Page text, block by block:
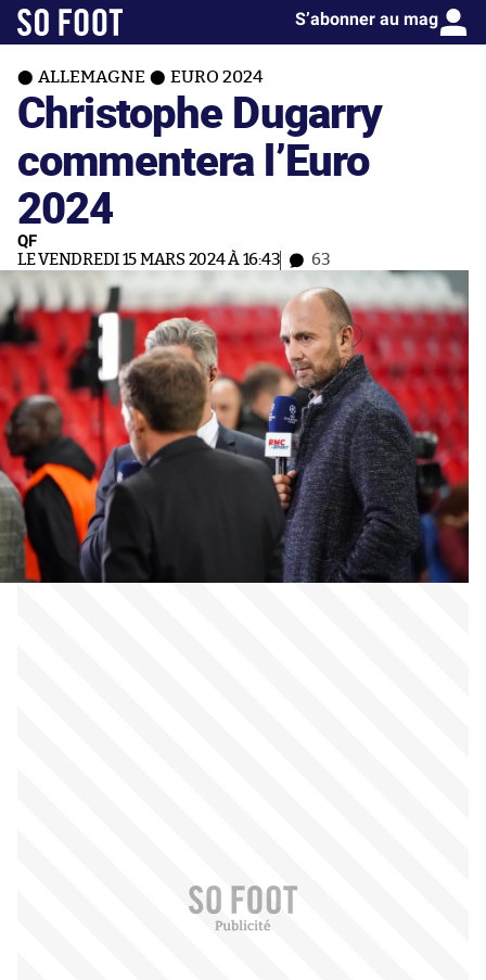
S’abonner au mag
ALLEMAGNE EURO 2024
Christophe Dugarry
commentera l’Euro
2024
QF
LE VENDREDI 15 MARS 2024 À 16:43 63